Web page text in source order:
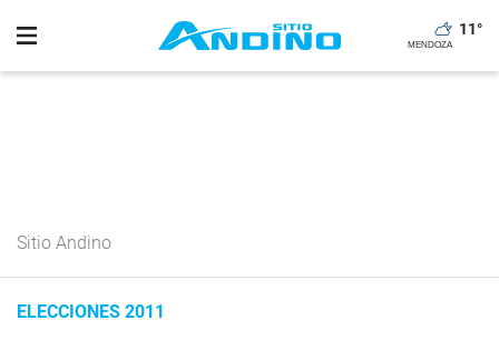
11°
Sitio Andino
ELECCIONES 2011